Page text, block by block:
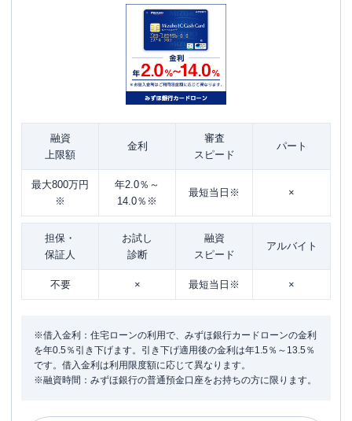
融資
上限額
金利
審査
スピード
パート
最大800万円
※
年2.0％～
14.0％※
最短当日※ ×
担保・
保証人
お試し
診断
融資
スピード
アルバイト
不要 × 最短当日※ ×
※借入金利：住宅ローンの利用で、みずほ銀行カードローンの金利
を年0.5％引き下げます。引き下げ適用後の金利は年1.5％～13.5％
です。借入金利は利用限度額に応じて異なります。
※融資時間：みずほ銀行の普通預金口座をお持ちの方に限ります。